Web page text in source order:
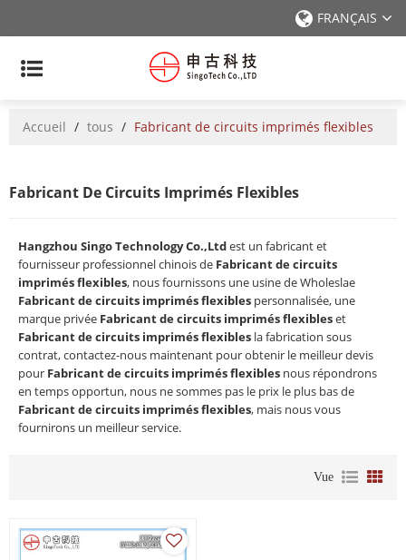
FRANÇAIS
Accueil / tous / Fabricant de circuits imprimés flexibles
Fabricant De Circuits Imprimés Flexibles
Hangzhou Singo Technology Co.,Ltdest un fabricant et
fournisseur professionnel chinois de Fabricant de circuits
imprimés flexibles, nous fournissons une usine de Wholeslae
Fabricant de circuits imprimés flexibles personnalisée, une
marque privée Fabricant de circuits imprimés flexibleset
Fabricant de circuits imprimés flexibles la fabrication sous
contrat, contactez-nous maintenant pour obtenir le meilleur devis
pour Fabricant de circuits imprimés flexibles nous répondrons
en temps opportun, nous ne sommes pas le prix le plus bas de
Fabricant de circuits imprimés flexibles, mais nous vous
fournirons un meilleur service.
Vue